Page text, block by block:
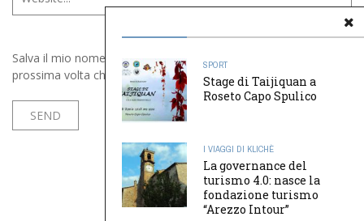
Salva il mio nome, email e sito web in questo browser per la
prossima volta che commento.
SPORT
Stage di Taijiquan a
Roseto Capo Spulico
I VIAGGI DI KLICHÈ
La governance del
turismo 4.0: nasce la
fondazione turismo
“Arezzo Intour”